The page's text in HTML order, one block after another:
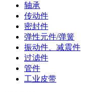
轴承
传动件
密封件
弹性元件/弹簧
振动件、减震件
过滤件
管件
工业皮带